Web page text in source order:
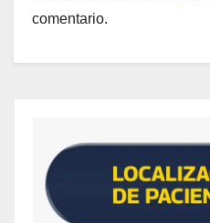
comentario.